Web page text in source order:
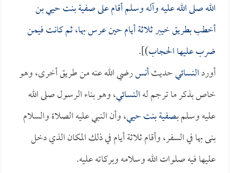
الله صلى الله عليه وآله وسلم أقام علىصفية بنت حيي بن
أخطببطريق خيبر ثلاثة أيام حين عرس بها، ثم كانت فيمن
ضرب عليها الحجاب)].
أوردالنسائيحديثأنسرضي الله عنه من طريق أخرى، وهو
خاص بذكر ما ترجم لهالنسائي، وهو بناء الرسول صلى الله
عليه وسلم بـصفية بنت حيي، وأن النبي عليه الصلاة والسلام
بنى بها في السفر، وأقام ثلاثة أيام في ذلك المكان الذي دخل
عليها فيه صلوات الله وسلامه وبركاته عليه.